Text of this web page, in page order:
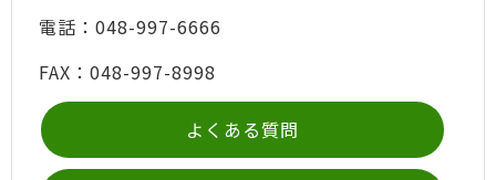
電話：048-997-6666
FAX：048-997-8998
よくある質問